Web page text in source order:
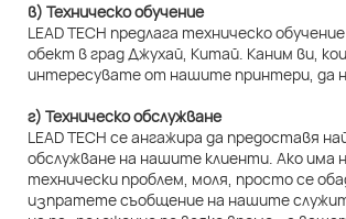
в) Техническо обучение
LEAD TECH предлага техническо
обект в град Джухай, Китай. Каним ви,
интересувате от нашите принтери, да
г) Техническо обслужване
LEAD TECH се ангажира да предоставя
обслужване на нашите клиенти. Ако има
технически проблем, моля, просто се
изпратете съобщение на нашите